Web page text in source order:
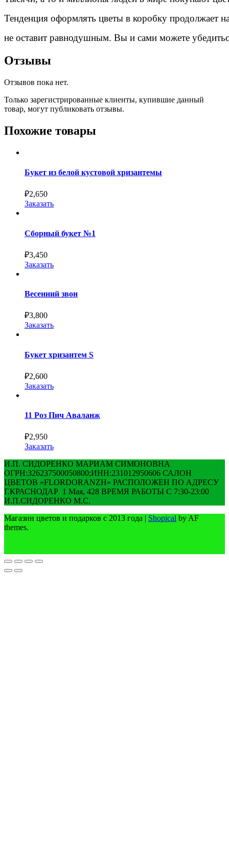
Тенденция оформлять цветы в коробку продолжает
не оставит равнодушным. Вы и сами можете
Отзывы
Отзывов пока нет.
Только зарегистрированные клиенты, купившие данный
товар, могут публиковать отзывы.
Похожие товары
Букет из белой кустовой хризантемы
₽2,650
Заказать
Сборный букет №1
₽3,450
Заказать
Весенний звон
₽3,800
Заказать
Букет хризантем S
₽2,600
Заказать
11 Роз Пич Аваланж
₽2,950
Заказать
И.П. СИДОРЕНКО МАРИАМ СИМОНОВНА
ОГРН:326237500050800;ИНН:231012950606 САЛОН
ЦВЕТОВ «FLORDORANZH» РАСПОЛОЖЕН ПО АДРЕСУ
Г.КРАСНОДАР 1 Мая, 428 ВРЕМЯ РАБОТЫ С 7:30-23:00
И.П.СИДОРЕНКО М.С.
Магазин цветов и подарков с 2013 года | Shopical by AF
themes.